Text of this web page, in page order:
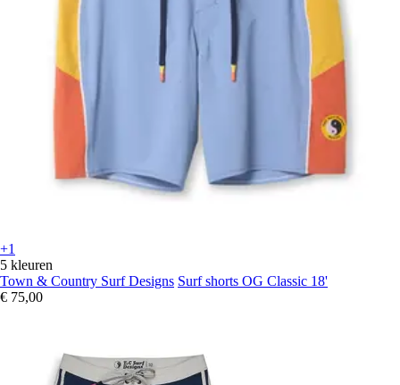
+1
5 kleuren
Town & Country Surf Designs Surf shorts OG Classic 18'
€ 75,00